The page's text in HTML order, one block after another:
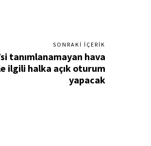
SONRAKI İÇERIK
tanımlanamayan hava
ilgili halka açık oturum
yapacak